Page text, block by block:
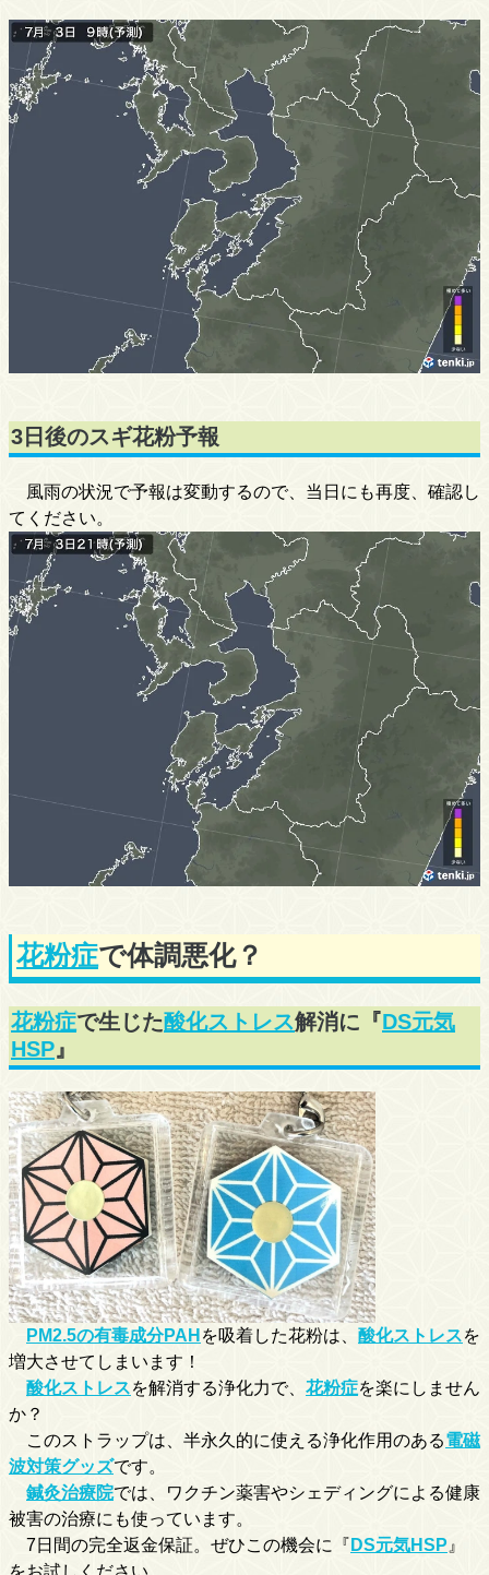
3日後のスギ花粉予報
風雨の状況で予報は変動するので、当日にも再度、確認し
てください。
花粉症で体調悪化？
花粉症で生じた酸化ストレス解消に『DS元気
HSP』
PM2.5の有毒成分PAH を吸着した花粉は、 酸化ストレスを
増大させてしまいます！
酸化ストレスを解消する浄化力で、 花粉症を楽にしません
か？
このストラップは、半永久的に使える浄化作用のある電磁
波対策グッズです。
鍼灸治療院では、ワクチン薬害やシェディングによる健康
被害の治療にも使っています。
7日間の完全返金保証。ぜひこの機会に『 DS元気HSP 』
をお試しください。